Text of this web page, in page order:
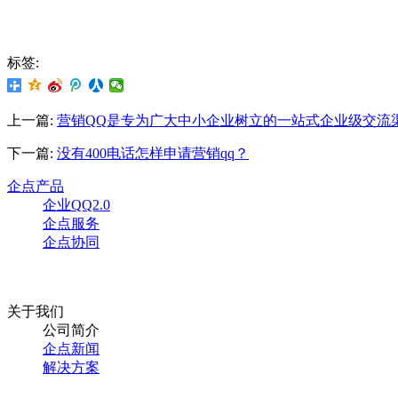
标签:
上一篇: 营销QQ是专为广大中小企业树立的一站式企业级交流
下一篇: 没有400电话怎样申请营销qq？
企点产品
企业QQ2.0
企点服务
企点协同
关于我们
公司简介
企点新闻
解决方案